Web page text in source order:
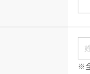
※